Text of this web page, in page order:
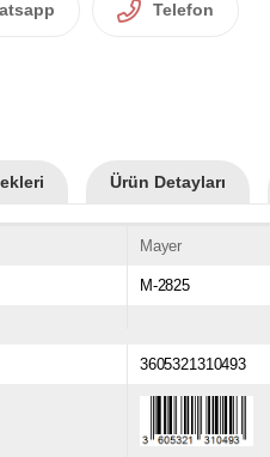
Telefon
Ürün Detayları
Mayer
M-2825
3605321310493